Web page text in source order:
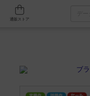
人気ボードゲーム